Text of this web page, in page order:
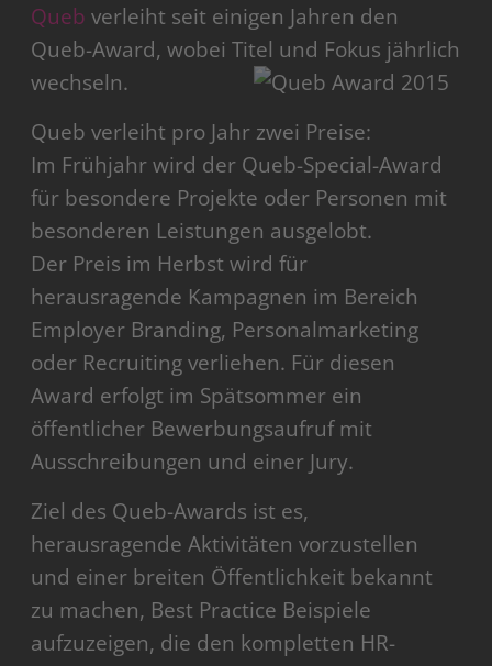
Queb verleiht seit einigen Jahren den
Queb-Award, wobei Titel und Fokus jährlich
wechseln.
Queb verleiht pro Jahr zwei Preise:
Im Frühjahr wird der Queb-Special-Award
für besondere Projekte oder Personen mit
besonderen Leistungen ausgelobt.
Der Preis im Herbst wird für
herausragende Kampagnen im Bereich
Employer Branding, Personalmarketing
oder Recruiting verliehen. Für diesen
Award erfolgt im Spätsommer ein
öffentlicher Bewerbungsaufruf mit
Ausschreibungen und einer Jury.
Ziel des Queb-Awards ist es,
herausragende Aktivitäten vorzustellen
und einer breiten Öffentlichkeit bekannt
zu machen, Best Practice Beispiele
aufzuzeigen, die den kompletten HR-